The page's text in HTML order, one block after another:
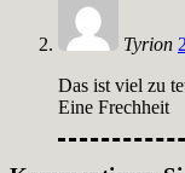
Tyrion
Das ist viel zu
Eine Frechheit